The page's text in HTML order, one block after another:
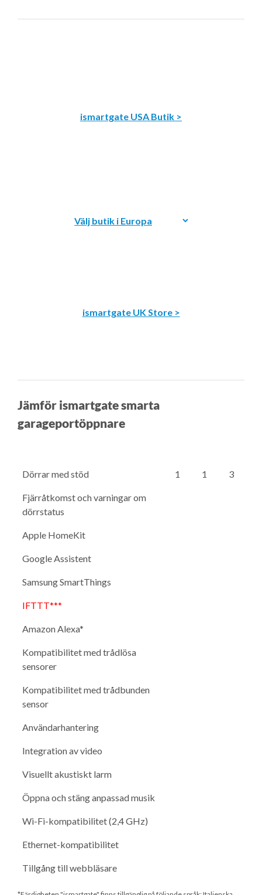
ismartgate USA Butik >
ismartgate UK Store >
Jämför ismartgate smarta
garageportöppnare
Dörrar med stöd 1 1 3
Fjärråtkomst och varningar om
dörrstatus
Apple HomeKit
Google Assistent
Samsung SmartThings
IFTTT***
Amazon Alexa*
Kompatibilitet med trådlösa
sensorer
Kompatibilitet med trådbunden
sensor
Användarhantering
Integration av video
Visuellt akustiskt larm
Öppna och stäng anpassad musik
Wi-Fi-kompatibilitet (2,4 GHz)
Ethernet-kompatibilitet
Tillgång till webbläsare